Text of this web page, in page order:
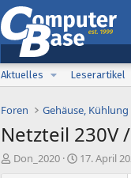
Aktuelles
Leserartikel
Foren Gehäuse,
Netzteil 230V
E
Don_2020
E17. April